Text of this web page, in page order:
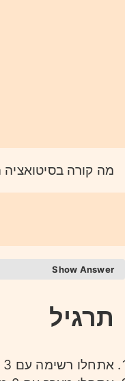
מה קורה
Answer
לגשת לאיבר שלא
במצב כזה הקוד
מ 0 עד 3
.
תרגיל
אתחלו רשימה עם 3 מספרים וסכמו אותם.